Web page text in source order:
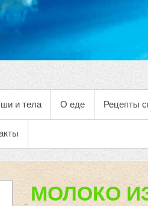
и тела О еде Рецепты
МОЛОКО